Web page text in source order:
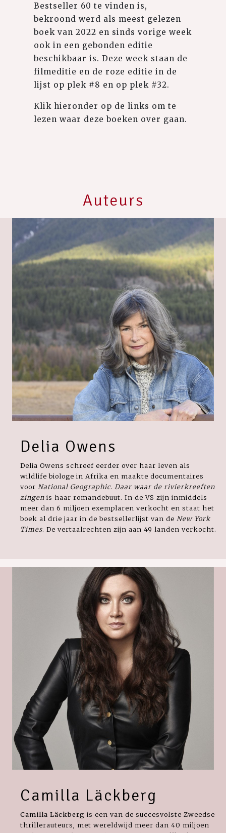
Bestseller 60 te vinden is,
bekroond werd als meest gelezen
boek van 2022 en sinds vorige week
ook in een gebonden editie
beschikbaar is. Deze week staan de
filmeditie en de roze editie in de
lijst op plek #8 en op plek #32.
Klik hieronder op de links om te
lezen waar deze boeken over gaan.
Auteurs
Delia Owens
Delia Owens schreef eerder over haar leven als
wildlife biologe in Afrika en maakte documentaires
voor National Geographic. Daar waar de rivierkreeften
zingen is haar romandebuut. In de VS zijn inmiddels
meer dan 6 miljoen exemplaren verkocht en staat het
boek al drie jaar in de bestsellerlijst van de New York
Times. De vertaalrechten zijn aan 49 landen verkocht.
Camilla Läckberg
Camilla Läckberg is een van de succesvolste Zweedse
thrillerauteurs, met wereldwijd meer dan 40 miljoen